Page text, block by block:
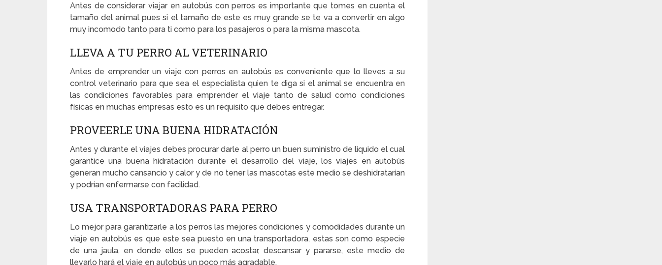
Antes de considerar viajar en autobús con perros es importante que tomes en cuenta el
tamaño del animal pues si el tamaño de este es muy grande se te va a convertir en algo
muy incomodo tanto para ti como para los pasajeros o para la misma mascota.
LLEVA A TU PERRO AL VETERINARIO
Antes de emprender un viaje con perros en autobús es conveniente que lo lleves a su
control veterinario para que sea el especialista quien te diga si el animal se encuentra en
las condiciones favorables para emprender el viaje tanto de salud como condiciones
físicas en muchas empresas esto es un requisito que debes entregar.
PROVEERLE UNA BUENA HIDRATACIÓN
Antes y durante el viajes debes procurar darle al perro un buen suministro de liquido el cual
garantice una buena hidratación durante el desarrollo del viaje, los viajes en autobús
generan mucho cansancio y calor y de no tener las mascotas este medio se deshidratarían
y podrían enfermarse con facilidad.
USA TRANSPORTADORAS PARA PERRO
Lo mejor para garantizarle a los perros las mejores condiciones y comodidades durante un
viaje en autobús es que este sea puesto en una transportadora, estas son como especie
de una jaula, en donde ellos se pueden acostar, descansar y pararse, este medio de
llevarlo hará el viaje en autobús un poco más agradable.